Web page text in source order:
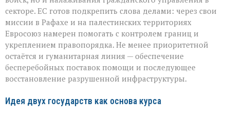
секторе. ЕС готов подкрепить слова делами: через свои
миссии в Рафахе и на палестинских территориях
Евросоюз намерен помогать с контролем границ и
укреплением правопорядка. Не менее приоритетной
остаётся и гуманитарная линия — обеспечение
бесперебойных поставок помощи и последующее
восстановление разрушенной инфраструктуры.
Идея двух государств как основа курса